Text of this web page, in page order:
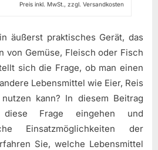
Preis inkl. MwSt., zzgl. Versandkosten
äußerst praktisches Gerät, das
von Gemüse, Fleisch oder Fisch
sich die Frage, ob man einen
Lebensmittel wie Eier, Reis
kann? In diesem Beitrag
Frage eingehen und
Einsatzmöglichkeiten der
Sie, welche Lebensmittel